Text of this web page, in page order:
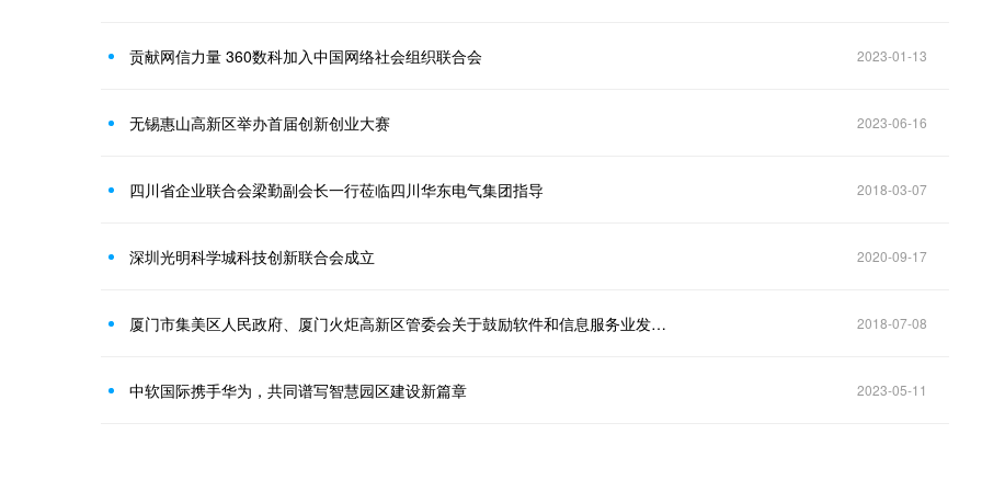
贡献网信力量 360数科加入中国网络社会组织联合会 2023-01-13
无锡惠山高新区举办首届创新创业大赛 2023-06-16
四川省企业联合会梁勤副会长一行莅临四川华东电气集团指导 2018-03-07
深圳光明科学城科技创新联合会成立 2020-09-17
厦门市集美区人民政府、厦门火炬高新区管委会关于鼓励软件和信息服务业发展奖励暂行办法 2018-07-08
中软国际携手华为，共同谱写智慧园区建设新篇章 2023-05-11